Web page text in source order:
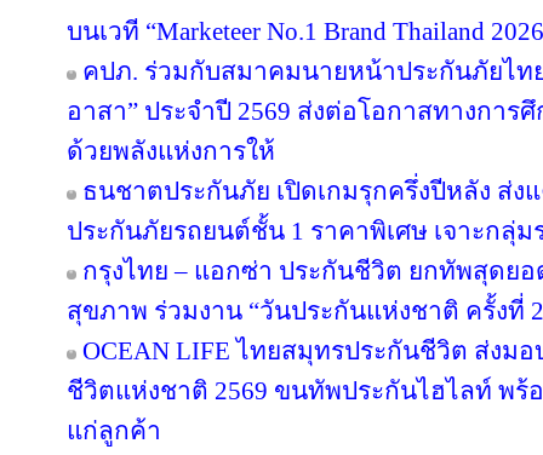
บนเวที “Marketeer No.1 Brand Thailand
คปภ. ร่วมกับสมาคมนายหน้าประกันภัยไท
อาสา” ประจำปี 2569 ส่งต่อโอกาสทางการ
ด้วยพลังแห่งการให้
ธนชาตประกันภัย เปิดเกมรุกครึ่งปีหลัง ส่ง
ประกันภัยรถยนต์ชั้น 1 ราคาพิเศษ เจาะกลุ่
กรุงไทย – แอกซ่า ประกันชีวิต ยกทัพสุดย
สุขภาพ ร่วมงาน “วันประกันแห่งชาติ ครั้งที่
OCEAN LIFE ไทยสมุทรประกันชีวิต ส่งม
ชีวิตแห่งชาติ 2569 ขนทัพประกันไฮไลท์ พร้
แก่ลูกค้า